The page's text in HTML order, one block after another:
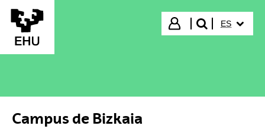
Saltar al contenido principal
Iniciar sesión
buscar"
ES
Campus de Bizkaia